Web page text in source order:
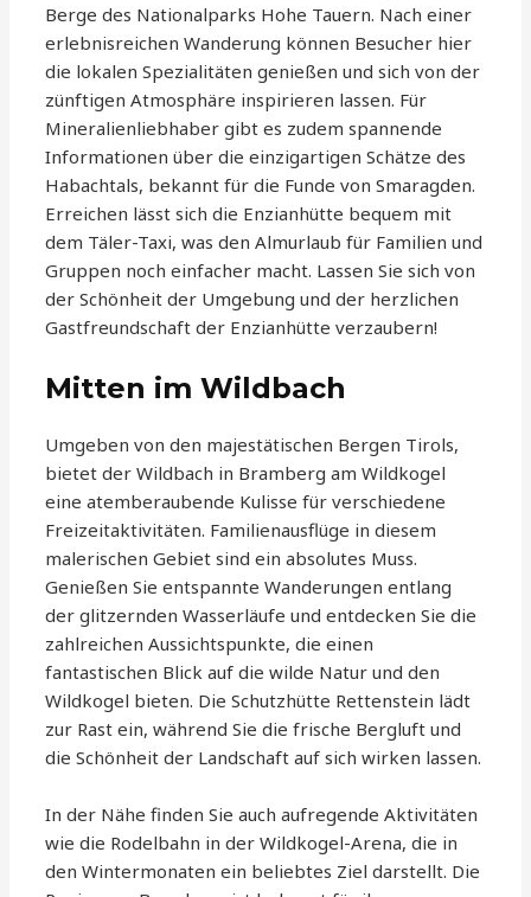
Berge des Nationalparks Hohe Tauern. Nach einer
erlebnisreichen Wanderung können Besucher hier
die lokalen Spezialitäten genießen und sich von der
zünftigen Atmosphäre inspirieren lassen. Für
Mineralienliebhaber gibt es zudem spannende
Informationen über die einzigartigen Schätze des
Habachtals, bekannt für die Funde von Smaragden.
Erreichen lässt sich die Enzianhütte bequem mit
dem Täler-Taxi, was den Almurlaub für Familien und
Gruppen noch einfacher macht. Lassen Sie sich von
der Schönheit der Umgebung und der herzlichen
Gastfreundschaft der Enzianhütte verzaubern!
Mitten im Wildbach
Umgeben von den majestätischen Bergen Tirols,
bietet der Wildbach in Bramberg am Wildkogel
eine atemberaubende Kulisse für verschiedene
Freizeitaktivitäten. Familienausflüge in diesem
malerischen Gebiet sind ein absolutes Muss.
Genießen Sie entspannte Wanderungen entlang
der glitzernden Wasserläufe und entdecken Sie die
zahlreichen Aussichtspunkte, die einen
fantastischen Blick auf die wilde Natur und den
Wildkogel bieten. Die Schutzhütte Rettenstein lädt
zur Rast ein, während Sie die frische Bergluft und
die Schönheit der Landschaft auf sich wirken lassen.
In der Nähe finden Sie auch aufregende Aktivitäten
wie die Rodelbahn in der Wildkogel-Arena, die in
den Wintermonaten ein beliebtes Ziel darstellt. Die